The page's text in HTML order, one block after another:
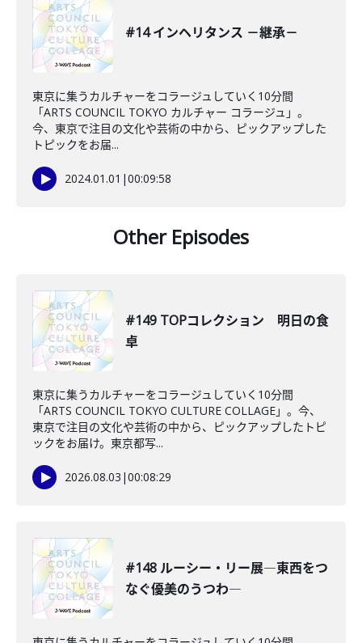
#14 インヘリタンス －継承－
東京に集うカルチャーをコラージュしていく10分間
「ARTS COUNCIL TOKYO カルチャー コラージュ」。
今、東京で注目の文化や芸術の中から、ピックアップした
トピックをお届...
2024.01.01 |00:09:58
Other Episodes
#149 TOPコレクション 明日の食
卓
東京に集うカルチャーをコラージュしていく10分間
「ARTS COUNCIL TOKYO CULTURE COLLAGE」。今、
東京で注目の文化や芸術の中から、ピックアップしたトピ
ックをお届け。東京都写...
2026.08.03 |00:08:29
#148 ルーシー・リー展―東西をつ
なぐ優美のうつわ―